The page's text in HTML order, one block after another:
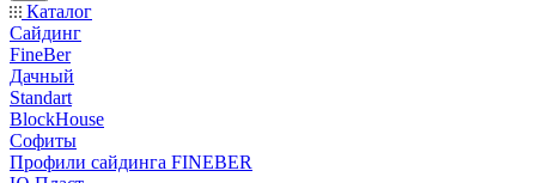
Каталог
Сайдинг
FineBer
Дачный
Standart
BlockHouse
Софиты
Профили сайдинга FINEBER